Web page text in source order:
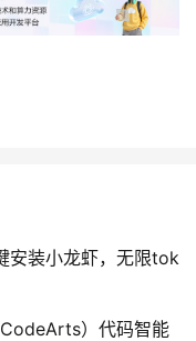
安装小龙虾，无限tok
）代码智能